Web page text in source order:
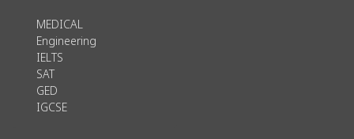
assignment ลงทะเบียน
MEDICAL
Engineering
IELTS
SAT
GED
IGCSE